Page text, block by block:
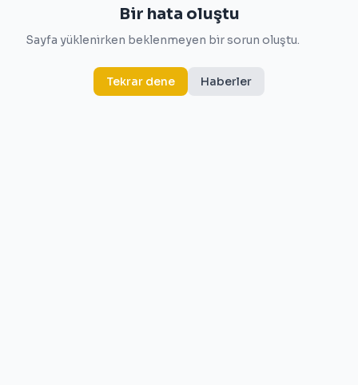
Bir hata oluştu
Sayfa yüklenirken beklenmeyen bir sorun oluştu.
Tekrar dene Haberler